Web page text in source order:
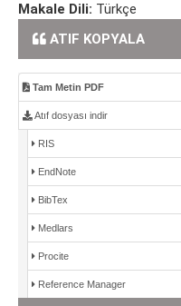
Makale Dili: Türkçe
ATIF KOPYALA
Tam Metin PDF
Atıf dosyası indir
RIS
EndNote
BibTex
Medlars
Procite
Reference Manager